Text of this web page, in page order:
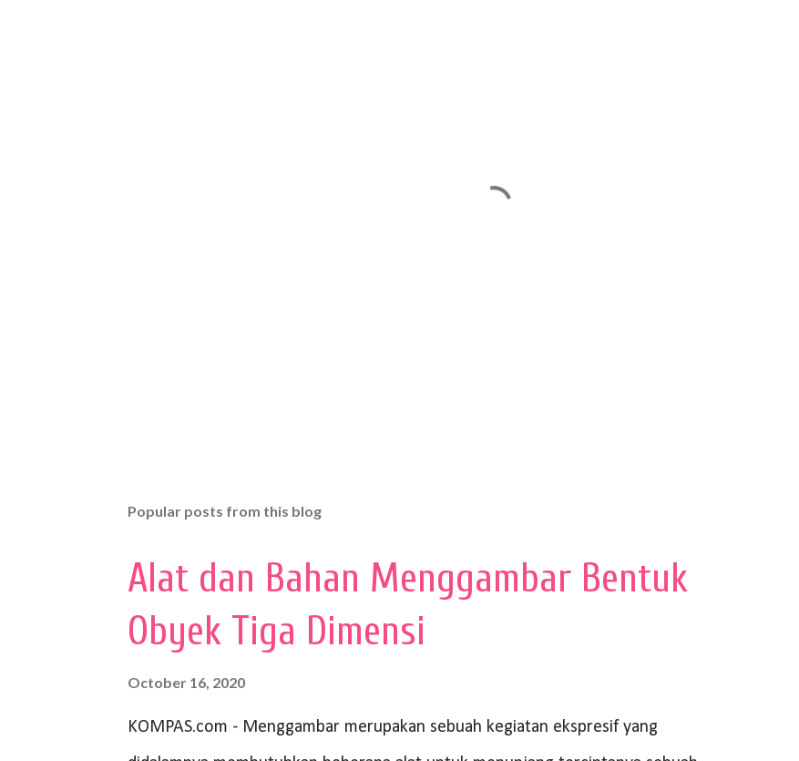
Popular posts from this blog
Alat dan Bahan Menggambar Bentuk
Obyek Tiga Dimensi
October 16, 2020
KOMPAS.com - Menggambar merupakan sebuah kegiatan ekspresif yang